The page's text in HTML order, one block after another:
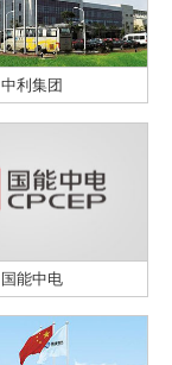
中利集团
国能中电